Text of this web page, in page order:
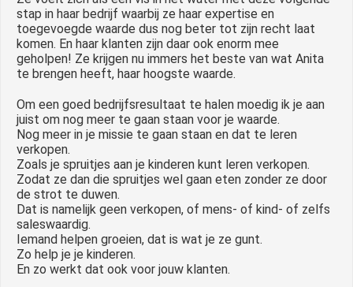
stap in haar bedrijf waarbij ze haar expertise en
toegevoegde waarde dus nog beter tot zijn recht laat
komen. En haar klanten zijn daar ook enorm mee
geholpen! Ze krijgen nu immers het beste van wat Anita
te brengen heeft, haar hoogste waarde.
Om een goed bedrijfsresultaat te halen moedig ik je aan
juist om nog meer te gaan staan voor je waarde.
Nog meer in je missie te gaan staan en dat te leren
verkopen.
Zoals je spruitjes aan je kinderen kunt leren verkopen.
Zodat ze dan die spruitjes wel gaan eten zonder ze door
de strot te duwen.
Dat is namelijk geen verkopen, of mens- of kind- of zelfs
saleswaardig.
Iemand helpen groeien, dat is wat je ze gunt.
Zo help je je kinderen.
En zo werkt dat ook voor jouw klanten.